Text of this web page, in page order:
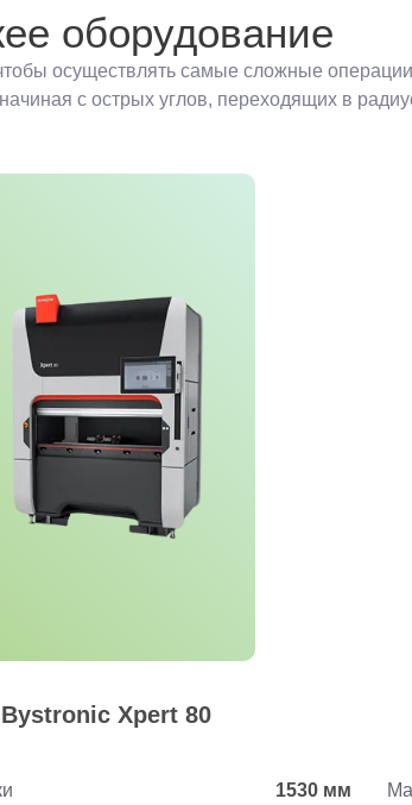
оборудование
осуществлять самые сложные
с острых углов, переходящих в
Bystronic Xpert 80
1530 мм